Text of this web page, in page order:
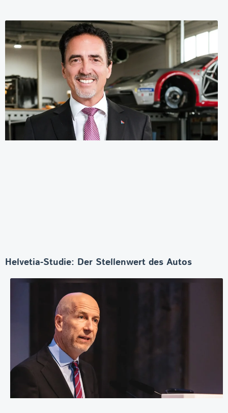
Helvetia-Studie: Der Stellenwert des Autos